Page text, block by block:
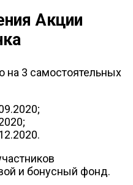
Акции
на 3 самостоятельных
и бонусный фонд.